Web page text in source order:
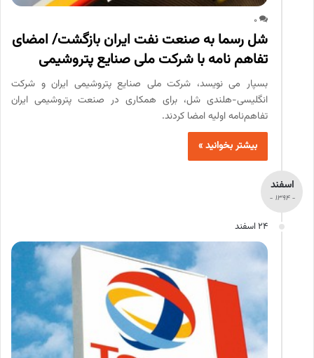
0
شل رسما به صنعت نفت ایران بازگشت/ امضای
تفاهم نامه با شرکت ملی صنایع پتروشیمی
بسپار می نویسد، شرکت ملی صنایع پتروشیمی ایران و شرکت
انگلیسی-هلندی شل، برای همکاری در صنعت پتروشیمی ایران
تفاهم‌نامه اولیه امضا کردند.
بیشتر بخوانید »
اسفند
- 1394 -
24 اسفند